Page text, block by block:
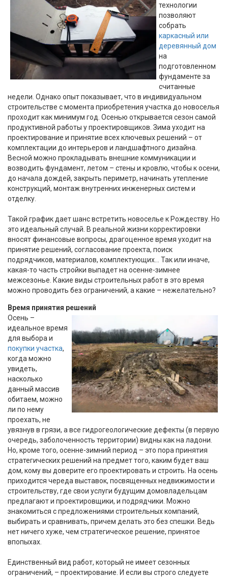
технологии
позволяют
собрать
каркасный или
деревянный дом
на
подготовленном
фундаменте за
считанные
недели. Однако опыт показывает, что в индивидуальном
строительстве с момента приобретения участка до новоселья
проходит как минимум год. Осенью открывается сезон самой
продуктивной работы у проектировщиков. Зима уходит на
проектирование и принятие всех ключевых решений – от
комплектации до интерьеров и ландшафтного дизайна.
Весной можно прокладывать внешние коммуникации и
возводить фундамент, летом – стены и кровлю, чтобы к осени,
до начала дождей, закрыть периметр, начинать утепление
конструкций, монтаж внутренних инженерных систем и
отделку.
Такой график дает шанс встретить новоселье к Рождеству. Но
это идеальный случай. В реальной жизни корректировки
вносят финансовые вопросы, драгоценное время уходит на
принятие решений, согласование проекта, поиск
подрядчиков, материалов, комплектующих... Так или иначе,
какая-то часть стройки выпадет на осенне-зимнее
межсезонье. Какие виды строительных работ в это время
можно проводить без ограничений, а какие – нежелательно?
Время принятия решений
Осень –
идеальное время
для выбора и
покупки участка,
когда можно
увидеть,
насколько
данный массив
обитаем, можно
ли по нему
проехать, не
увязнув в грязи, а все гидрогеологические дефекты (в первую
очередь, заболоченность территории) видны как на ладони.
Но, кроме того, осенне-зимний период – это пора принятия
стратегических решений на предмет того, каким будет ваш
дом, кому вы доверите его проектировать и строить. На осень
приходится череда выставок, посвященных недвижимости и
строительству, где свои услуги будущим домовладельцам
предлагают и проектировщики, и подрядчики. Можно
знакомиться с предложениями строительных компаний,
выбирать и сравнивать, причем делать это без спешки. Ведь
нет ничего хуже, чем стратегическое решение, принятое
впопыхах.
Единственный вид работ, который не имеет сезонных
ограничений, – проектирование. И если вы строго следуете